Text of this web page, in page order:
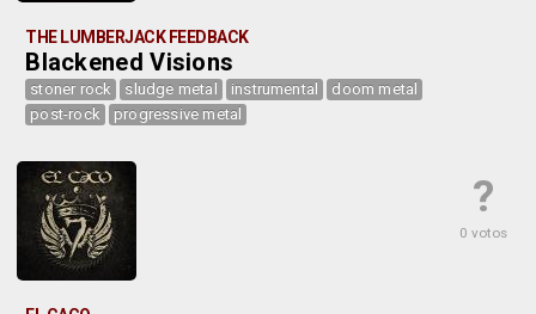
THE LUMBERJACK FEEDBACK
Blackened Visions
stoner rock sludge metal instrumental
doom metal
post-rock
progressive metal
?
0 votos